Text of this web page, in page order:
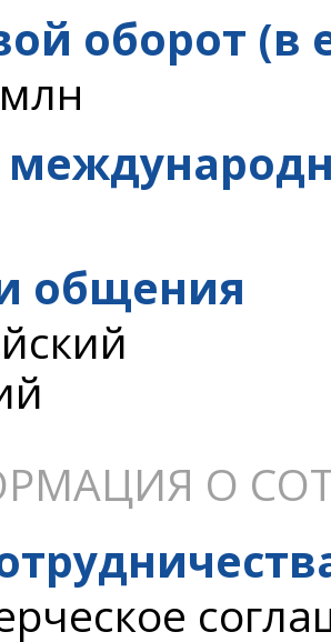
оборот (в
общения
О